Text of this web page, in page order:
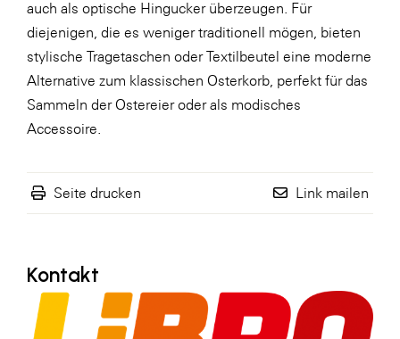
Zühlke
Media
auch als optische Hingucker überzeugen. Für
diejenigen, die es weniger traditionell mögen, bieten
stylische Tragetaschen oder Textilbeutel eine moderne
Alternative zum klassischen Osterkorb, perfekt für das
Sammeln der Ostereier oder als modisches
Accessoire.
Seite drucken Link mailen
Kontakt